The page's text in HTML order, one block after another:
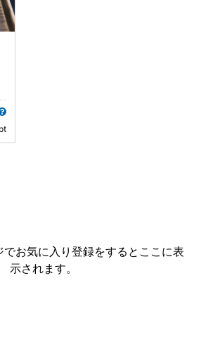
お気に入り登録をすると ここに表
示されます。